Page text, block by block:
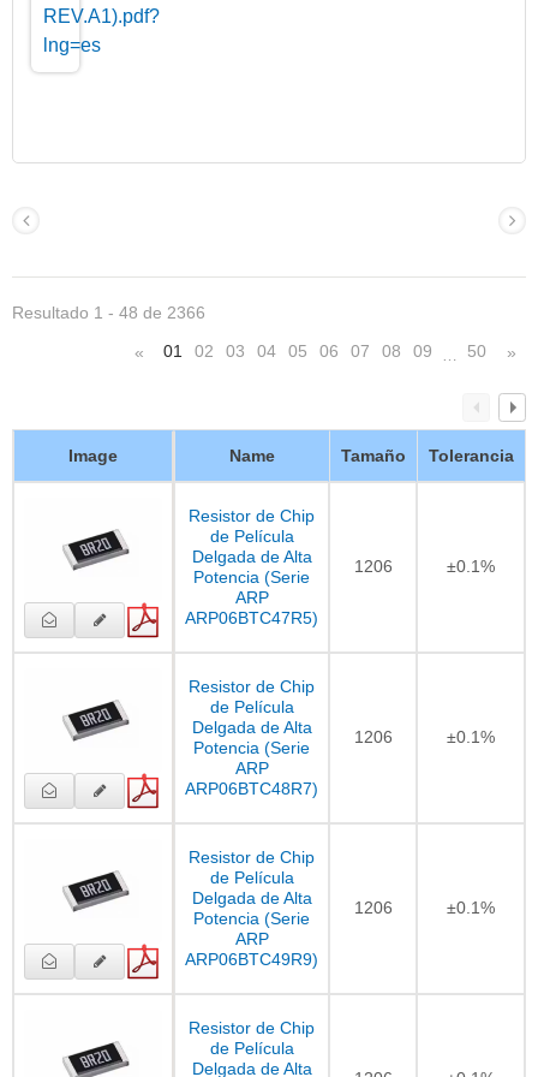
Resultado 1 - 48 de 2366
« 01 02 03 04 05 06 07 08 09 50 »
Image Name Tamaño Tolerancia
Resistor de Chip
de Película
Delgada de Alta
Potencia (Serie
ARP
ARP06BTC47R5)
1206 ±0.1%
Resistor de Chip
de Película
Delgada de Alta
Potencia (Serie
ARP
ARP06BTC48R7)
1206 ±0.1%
Resistor de Chip
de Película
Delgada de Alta
Potencia (Serie
ARP
ARP06BTC49R9)
1206 ±0.1%
Resistor de Chip
de Película
Delgada de Alta